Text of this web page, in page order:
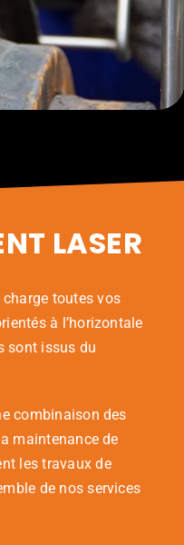
LASER
charge toutes vos
à l’horizontale
sont issus du
combinaison des
maintenance de
les travaux de
de nos services